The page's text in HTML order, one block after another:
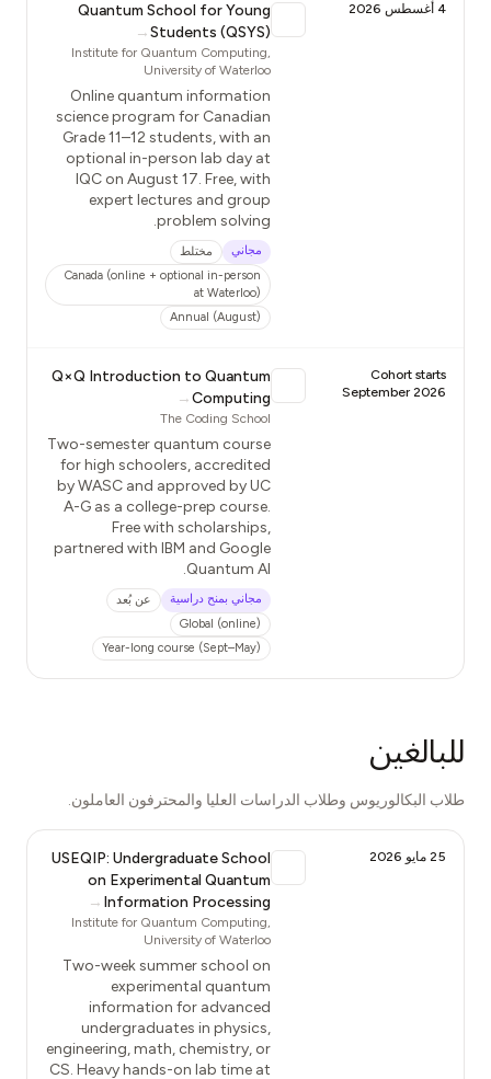
4 أغسطس 2026
Quantum School for Young
Students (QSYS)
→
Institute for Quantum Computing,
University of Waterloo
Online quantum information
science program for Canadian
Grade 11–12 students, with an
optional in-person lab day at
IQC on August 17. Free, with
expert lectures and group
problem solving.
مجاني
مختلط
Canada (online + optional in-person
at Waterloo)
Annual (August)
Cohort starts
September 2026
Q×Q Introduction to Quantum
Computing
→
The Coding School
Two-semester quantum course
for high schoolers, accredited
by WASC and approved by UC
A-G as a college-prep course.
Free with scholarships,
partnered with IBM and Google
Quantum AI.
مجاني بمنح دراسية
عن بُعد
Global (online)
Year-long course (Sept–May)
للبالغين
طلاب البكالوريوس وطلاب الدراسات العليا والمحترفون العاملون.
25 مايو 2026
USEQIP: Undergraduate School
on Experimental Quantum
Information Processing
→
Institute for Quantum Computing,
University of Waterloo
Two-week summer school on
experimental quantum
information for advanced
undergraduates in physics,
engineering, math, chemistry, or
CS. Heavy hands-on lab time at